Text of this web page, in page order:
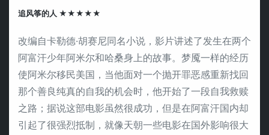
追风筝的人 ★★★★★
改编自卡勒德·胡赛尼同名小说，影片讲述了发生在两个
阿富汗少年阿米尔和哈桑身上的故事。梦魇一样的经历
使阿米尔移民美国，当他面对一个抛开罪恶感重新找回
那个善良纯真的自我的机会时，他开始了一段自我救赎
之路；据说这部电影虽然很成功，但是在阿富汗国内却
引起了很强烈抵制，就像天朝一些电影在国外影响很大